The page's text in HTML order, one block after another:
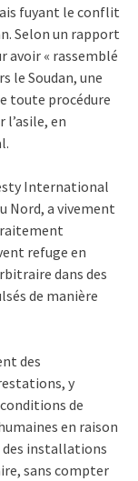
fuyant le conflit
Selon un rapport
avoir « rassemblé
le Soudan, une
toute procédure
en
International
Nord, a vivement
refuge en
dans des
de manière
des
y
de
en raison
des installations
sans compter